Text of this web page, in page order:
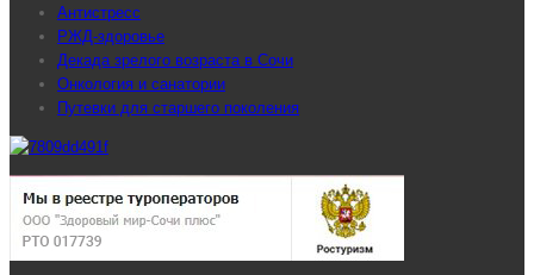
Антистресс
РЖД-здоровье
Декада зрелого возраста в Сочи
Онкология и санатории
Путевки для старшего поколения